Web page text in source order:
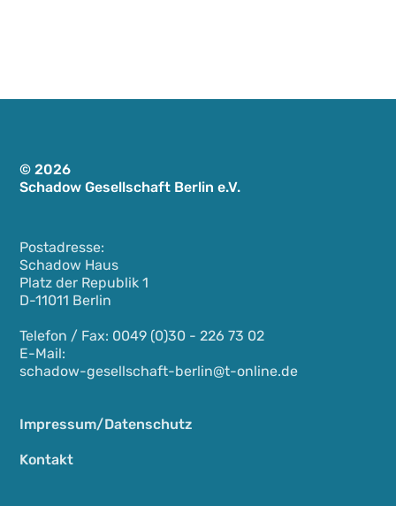
© 2026
Schadow Gesellschaft Berlin e.V.
Postadresse:
Schadow Haus
Platz der Republik 1
D-11011 Berlin
Telefon / Fax: 0049 (0)30 - 226 73 02
E-Mail:
schadow-gesellschaft-berlin@t-online.de
Impressum/Datenschutz
Kontakt